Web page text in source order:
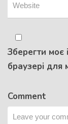
Зберегти моє
браузері для
Comment